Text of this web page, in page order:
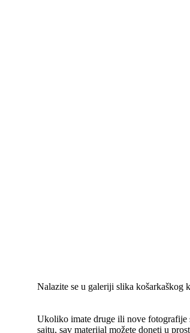
Nalazite se u galeriji slika košarkaškog
Ukoliko imate druge ili nove fotografije
sajtu, sav materijal možete doneti u